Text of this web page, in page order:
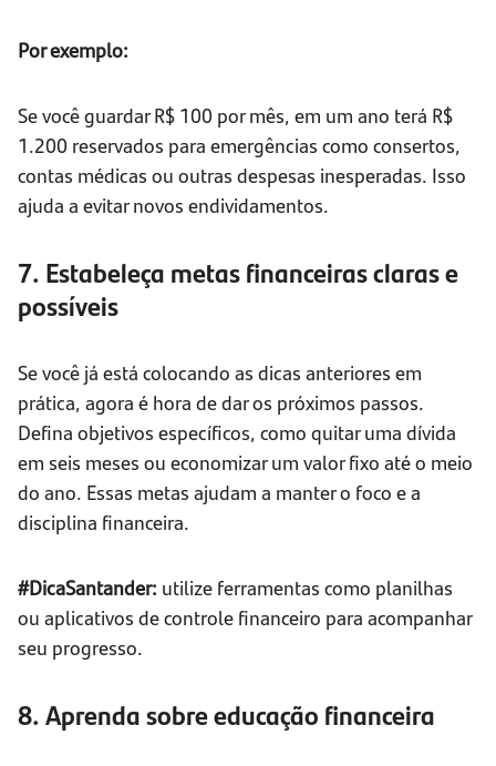
Por exemplo:
Se você guardar R$ 100 por mês, em um ano terá R$
1.200 reservados para emergências como consertos,
contas médicas ou outras despesas inesperadas. Isso
ajuda a evitar novos endividamentos.
7. Estabeleça metas financeiras claras e
possíveis
Se você já está colocando as dicas anteriores em
prática, agora é hora de dar os próximos passos.
Defina objetivos específicos, como quitar uma dívida
em seis meses ou economizar um valor fixo até o meio
do ano. Essas metas ajudam a manter o foco e a
disciplina financeira.
#DicaSantander: utilize ferramentas como planilhas
ou aplicativos de controle financeiro para acompanhar
seu progresso.
8. Aprenda sobre educação financeira